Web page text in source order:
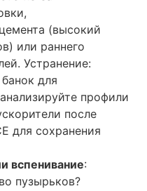
(высокий
или раннего
Устранение:
для
профили
после
для сохранения
вспенивание:
пузырьков?